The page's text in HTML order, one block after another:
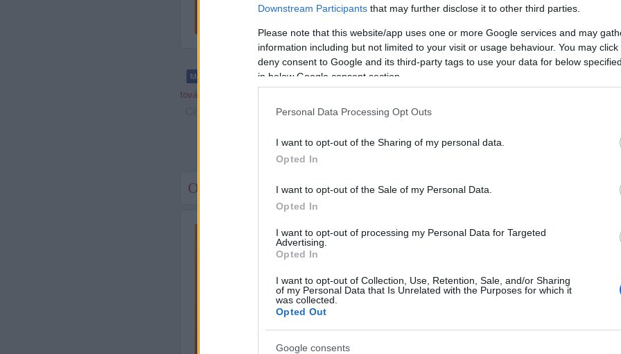
Downstream Participants that may further disclose it to other third parties.
Please note that this website/app uses one or more Google services and may
information including but not limited to your visit or usage behaviour. You may
deny consent to Google and its third-party tags to use your data for below
in below Google consent section.
Personal Data Processing Opt Outs
I want to opt-out of the Sharing of my personal data.
Opted In
I want to opt-out of the Sale of my Personal Data.
Opted In
I want to opt-out of processing my Personal Data for Targeted
Advertising.
Opted In
I want to opt-out of Collection, Use, Retention, Sale, and/or Sharing
of my Personal Data that Is Unrelated with the Purposes for which it
was collected.
Opted Out
Google consents
Tetszik
tovább »
filmkritikaSzólj hozzá!
Országimázs-kampány
lehetőség volt, hogy a Forma 1 miatt az országra terelődő 4-5 napos
nappal. Meg is tették derék rendőreink. Észbe kapott mindenki, a